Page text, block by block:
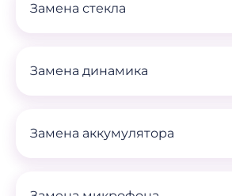
Замена стекла
Замена динамика
Замена аккумулятора